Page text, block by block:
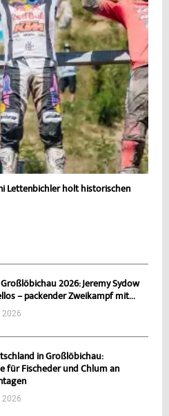
Lettenbichler holt historischen
2026: Jeremy Sydow
– packender Zweikampf mit...
2026
in Großlöbichau:
für Fischeder und Chlum an
2026